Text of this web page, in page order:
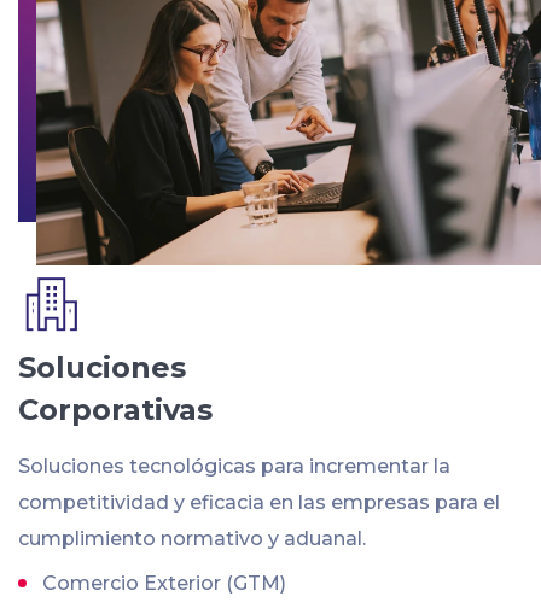
Soluciones
Corporativas
Soluciones tecnológicas para incrementar la
competitividad y eficacia en las empresas para el
cumplimiento normativo y aduanal.
Comercio Exterior (GTM)